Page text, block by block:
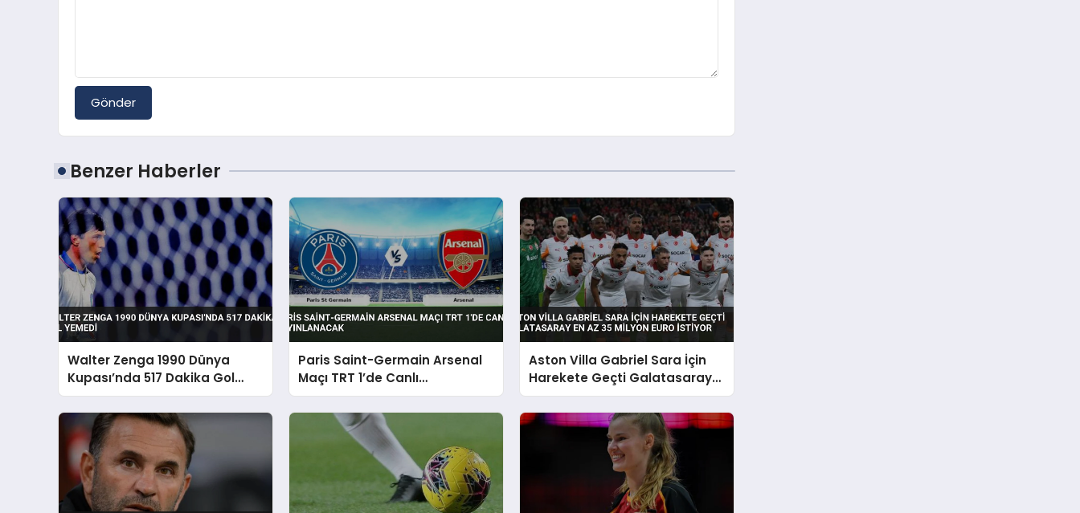
Gönder
Benzer Haberler
Walter Zenga 1990 Dünya
Kupası’nda 517 Dakika Gol
Yemedi
Paris Saint-Germain Arsenal
Maçı TRT 1’de Canlı
Yayınlanacak
Aston Villa Gabriel Sara İçin
Harekete Geçti Galatasaray
En Az 35 Milyon Euro İstiyor